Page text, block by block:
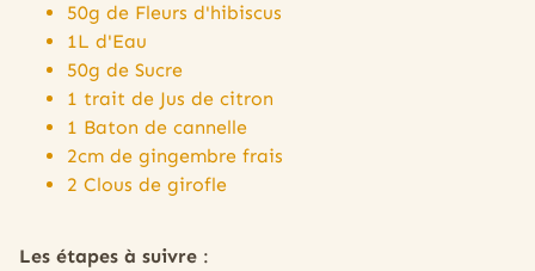
50g de Fleurs d'hibiscus
1L d'Eau
50g de Sucre
1 trait de Jus de citron
1 Baton de cannelle
2cm de gingembre frais
2 Clous de girofle
Les étapes à suivre :